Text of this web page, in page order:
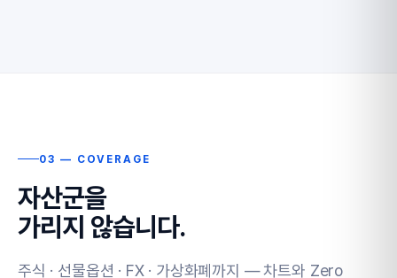
03 — COVERAGE
자산군을
가리지 않습니다.
주식 · 선물옵션 · FX · 가상화폐까지 — 차트와 Zero